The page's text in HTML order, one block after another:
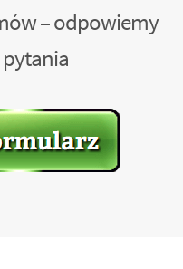
– odpowiemy
pytania